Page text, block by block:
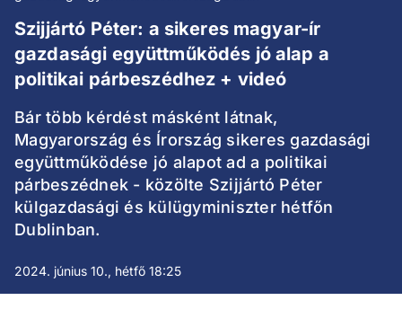
Szijjártó Péter: a sikeres magyar-ír
gazdasági együttműködés jó alap a
politikai párbeszédhez + videó
Bár több kérdést másként látnak,
Magyarország és Írország sikeres gazdasági
együttműködése jó alapot ad a politikai
párbeszédnek - közölte Szijjártó Péter
külgazdasági és külügyminiszter hétfőn
Dublinban.
2024. június 10., hétfő 18:25